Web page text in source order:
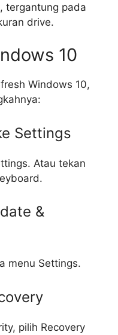
tergantung pada
drive.
10
Windows 10,
Settings
Atau tekan
&
menu Settings.
pilih Recovery